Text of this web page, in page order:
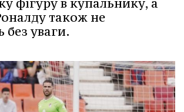
фігуру в купальнику, а
також не
без уваги.